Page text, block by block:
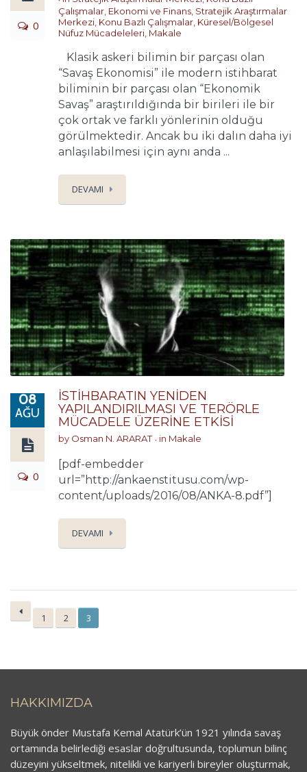
0
Çalışmalar Ekonomi ve Finans Stratejik Araştırmalar
Merkezi Konu Bazlı Çalışmalar Küresel/Bölgesel
Nüfuz Mücadeleleri Makale
Klasik askeri bilimin bir parçası olan
“Savaş Ekonomisi” ile modern istihbarat
biliminin bir parçası olan “Ekonomik
Savaş” araştırıldığında bir birileri ile bir
çok ortak ve farklı yönlerinin olduğu
görülmektedir. Ancak bu iki dalın daha iyi
anlaşılabilmesi için aynı anda ...
DEVAMI
08
AĞU
0
İSTİHBARATIN YENİDEN
YAPILANDIRILMASI VE TERÖRLE
MÜCADELE ÜZERİNE ETKİSİ
by Osman N. ARARAT in Makale
[pdf-embedder
url=”http://ankaenstitusu.com/wp-
content/uploads/2016/08/ANKA-8.pdf”]
DEVAMI
1 2 3
HAKKIMIZDA
Büyük önder Mustafa Kemal Atatürk’ün 1921 yılında savaş
ortamında belirlediği esaslar doğrultusunda, toplumun bilinç
düzeyini yükseltmek, nitelikli ve kariyerli bireyler oluşturmak,